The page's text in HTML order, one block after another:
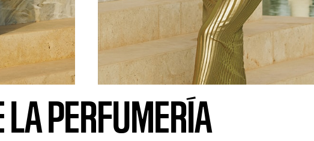
LA PERFUMERÍA